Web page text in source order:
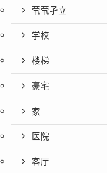
茕茕孑立
学校
楼梯
豪宅
家
医院
客厅